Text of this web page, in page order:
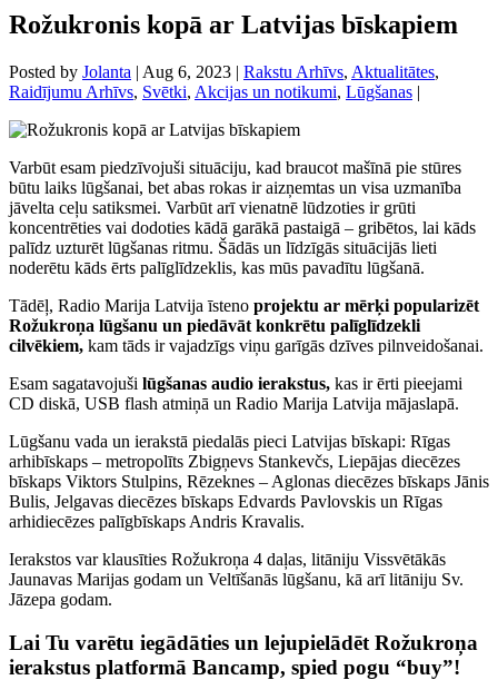
Rožukronis kopā ar Latvijas bīskapiem
Posted by Jolanta | Aug 6, 2023 | Rakstu Arhīvs, Aktualitātes,
Raidījumu Arhīvs, Svētki, Akcijas un notikumi, Lūgšanas |
Varbūt esam piedzīvojuši situāciju, kad braucot mašīnā pie stūres
būtu laiks lūgšanai, bet abas rokas ir aizņemtas un visa uzmanība
jāvelta ceļu satiksmei. Varbūt arī vienatnē lūdzoties ir grūti
koncentrēties vai dodoties kādā garākā pastaigā – gribētos, lai kāds
palīdz uzturēt lūgšanas ritmu. Šādās un līdzīgās situācijās lieti
noderētu kāds ērts palīglīdzeklis, kas mūs pavadītu lūgšanā.
Tādēļ, Radio Marija Latvija īsteno projektu ar mērķi popularizēt
Rožukroņa lūgšanu un piedāvāt konkrētu palīglīdzekli
cilvēkiem, kam tāds ir vajadzīgs viņu garīgās dzīves pilnveidošanai.
Esam sagatavojuši lūgšanas audio ierakstus, kas ir ērti pieejami
CD diskā, USB flash atmiņā un Radio Marija Latvija mājaslapā.
Lūgšanu vada un ierakstā piedalās pieci Latvijas bīskapi: Rīgas
arhibīskaps – metropolīts Zbigņevs Stankevčs, Liepājas diecēzes
bīskaps Viktors Stulpins, Rēzeknes – Aglonas diecēzes bīskaps Jānis
Bulis, Jelgavas diecēzes bīskaps Edvards Pavlovskis un Rīgas
arhidiecēzes palīgbīskaps Andris Kravalis.
Ierakstos var klausīties Rožukroņa 4 daļas, litāniju Vissvētākās
Jaunavas Marijas godam un Veltīšanās lūgšanu, kā arī litāniju Sv.
Jāzepa godam.
Lai Tu varētu iegādāties un lejupielādēt Rožukroņa
ierakstus platformā Bancamp, spied pogu “buy”!